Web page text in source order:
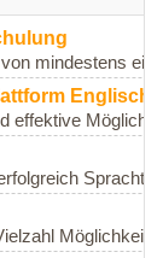
mindestens
Englisch
effektive